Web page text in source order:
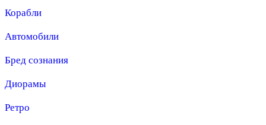
Корабли
Автомобили
Бред сознания
Диорамы
Ретро